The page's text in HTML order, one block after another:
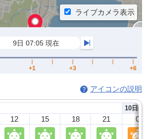
アイコンの説明
12 15 18 21
10日(
0